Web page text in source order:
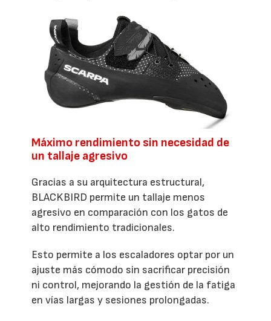
Máximo rendimiento sin necesidad de
un tallaje agresivo
Gracias a su arquitectura estructural,
BLACKBIRD permite un tallaje menos
agresivo en comparación con los gatos de
alto rendimiento tradicionales.
Esto permite a los escaladores optar por un
ajuste más cómodo sin sacrificar precisión
ni control, mejorando la gestión de la fatiga
en vías largas y sesiones prolongadas.